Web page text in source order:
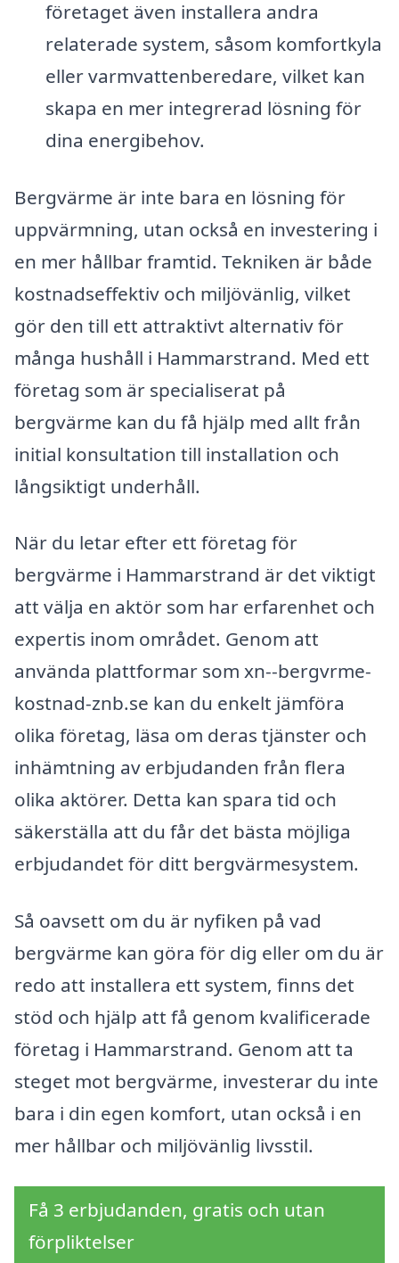
företaget även installera andra
relaterade system, såsom komfortkyla
eller varmvattenberedare, vilket kan
skapa en mer integrerad lösning för
dina energibehov.
Bergvärme är inte bara en lösning för
uppvärmning, utan också en investering i
en mer hållbar framtid. Tekniken är både
kostnadseffektiv och miljövänlig, vilket
gör den till ett attraktivt alternativ för
många hushåll i Hammarstrand. Med ett
företag som är specialiserat på
bergvärme kan du få hjälp med allt från
initial konsultation till installation och
långsiktigt underhåll.
När du letar efter ett företag för
bergvärme i Hammarstrand är det viktigt
att välja en aktör som har erfarenhet och
expertis inom området. Genom att
använda plattformar som xn--bergvrme-
kostnad-znb.se kan du enkelt jämföra
olika företag, läsa om deras tjänster och
inhämtning av erbjudanden från flera
olika aktörer. Detta kan spara tid och
säkerställa att du får det bästa möjliga
erbjudandet för ditt bergvärmesystem.
Så oavsett om du är nyfiken på vad
bergvärme kan göra för dig eller om du är
redo att installera ett system, finns det
stöd och hjälp att få genom kvalificerade
företag i Hammarstrand. Genom att ta
steget mot bergvärme, investerar du inte
bara i din egen komfort, utan också i en
mer hållbar och miljövänlig livsstil.
Få 3 erbjudanden, gratis och utan
förpliktelser